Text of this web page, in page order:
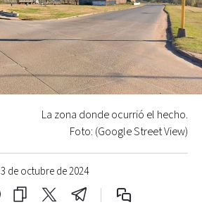
3 de octubre de 2024
La zona donde ocurrió el hecho.
Foto: (Google Street View)